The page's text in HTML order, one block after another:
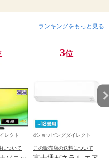
ランキングをもっと見る
レクト
について
3位
dショッピングダイレクト
この販売店の送料について